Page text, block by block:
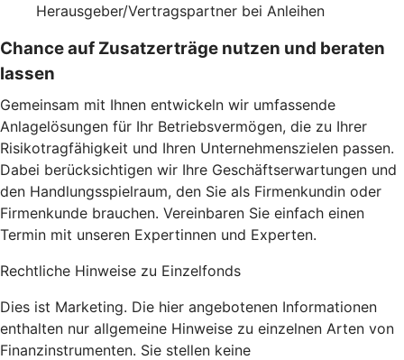
Herausgeber/Vertragspartner bei Anleihen
Chance auf Zusatzerträge nutzen und beraten
lassen
Gemeinsam mit Ihnen entwickeln wir umfassende
Anlagelösungen für Ihr Betriebsvermögen, die zu Ihrer
Risikotragfähigkeit und Ihren Unternehmenszielen passen.
Dabei berücksichtigen wir Ihre Geschäftserwartungen und
den Handlungsspielraum, den Sie als Firmenkundin oder
Firmenkunde brauchen. Vereinbaren Sie einfach einen
Termin mit unseren Expertinnen und Experten.
Rechtliche Hinweise zu Einzelfonds
Dies ist Marketing. Die hier angebotenen Informationen
enthalten nur allgemeine Hinweise zu einzelnen Arten von
Finanzinstrumenten. Sie stellen keine